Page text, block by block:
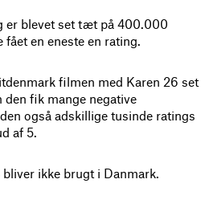
er blevet set tæt på 400.000
fået en eneste en rating.
filmen med Karen 26 set
den fik mange negative
også adskillige tusinde ratings
af 5.
ikke brugt i Danmark.